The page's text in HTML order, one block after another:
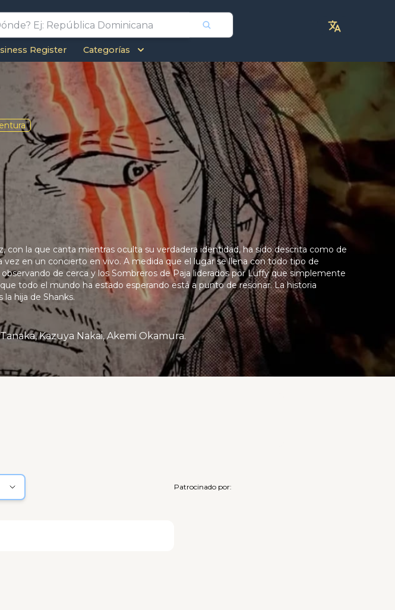
Register Categorías
la que canta mientras oculta su verdadera identidad, ha sido descrita como de
en un concierto en vivo. A medida que el lugar se llena con todo tipo de
de cerca y los Sombreros de Paja liderados por Luffy que simplemente
todo el mundo ha estado esperando está a punto de resonar. La historia
hija de Shanks.
Kazuya Nakai, Akemi Okamura.
Patrocinado por: